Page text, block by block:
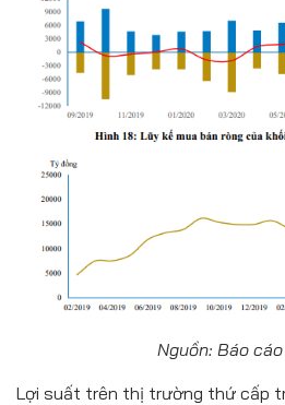
Nguồn: Báo
Lợi suất trên thị trường thứ cấp